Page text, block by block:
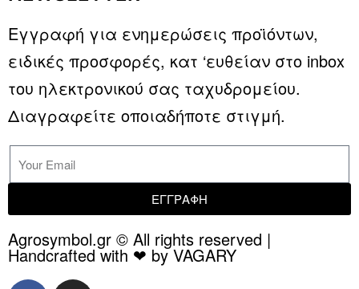
Εγγραφή για ενημερώσεις προϊόντων,
ειδικές προσφορές, κατ ‘ευθείαν στο inbox
του ηλεκτρονικού σας ταχυδρομείου.
Διαγραφείτε οποιαδήποτε στιγμή.
ΕΓΓΡΑΦΗ
Agrosymbol.gr © All rights reserved |
Handcrafted with ❤ by VAGARY